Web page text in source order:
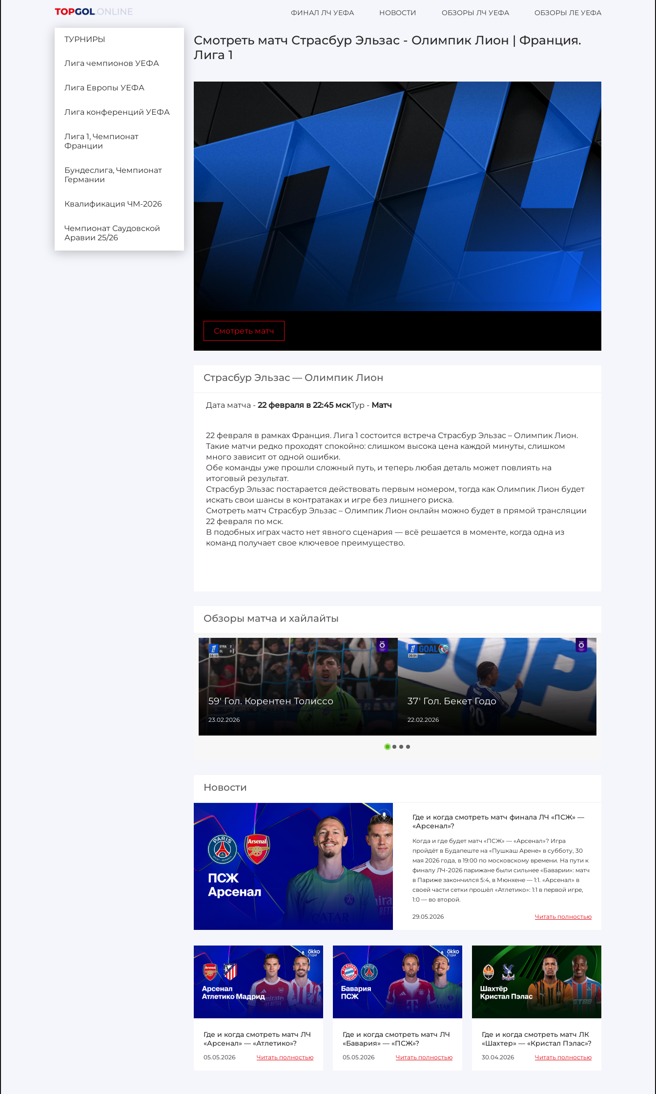
ФИНАЛ ЛЧ УЕФА НОВОСТИ ОБЗОРЫ ЛЧ УЕФА ОБЗОРЫ ЛЕ УЕФА
ТУРНИРЫ
Лига чемпионов УЕФА
Лига Европы УЕФА
Лига конференций УЕФА
Лига 1, Чемпионат
Франции
Бундеслига, Чемпионат
Германии
Квалификация ЧМ-2026
Чемпионат Саудовской
Аравии 25/26
Смотреть матч Страсбур Эльзас - Олимпик Лион | Франция.
Лига 1
Смотреть матч
Страсбур Эльзас — Олимпик Лион
Дата матча - 22 февраля в 22:45 мскТур - Матч
22 февраля в рамках Франция. Лига 1 состоится встреча Страсбур Эльзас – Олимпик Лион.
Такие матчи редко проходят спокойно: слишком высока цена каждой минуты, слишком
много зависит от одной ошибки.
Обе команды уже прошли сложный путь, и теперь любая деталь может повлиять на
итоговый результат.
Страсбур Эльзас постарается действовать первым номером, тогда как Олимпик Лион будет
искать свои шансы в контратаках и игре без лишнего риска.
Смотреть матч Страсбур Эльзас – Олимпик Лион онлайн можно будет в прямой трансляции
22 февраля по мск.
В подобных играх часто нет явного сценария — всё решается в моменте, когда одна из
команд получает свое ключевое преимущество.
Обзоры матча и хайлайты
59' Гол. Корентен Толиссо
23.02.2026
37' Гол. Бекет Годо
22.02.2026
Новости
Где и когда смотреть матч финала ЛЧ «ПСЖ» —
«Арсенал»?
Когда и где будет матч «ПСЖ» — «Арсенал»? Игра
пройдёт в Будапеште на «Пушкаш Арене» в субботу, 30
мая 2026 года, в 19:00 по московскому времени. На пути к
финалу ЛЧ-2026 парижане были сильнее «Баварии»: матч
в Париже закончился 5:4, в Мюнхене — 1:1. «Арсенал» в
своей части сетки прошёл «Атлетико»: 1:1 в первой игре,
1:0 — во второй.
29.05.2026 Читать полностью
Где и когда смотреть матч ЛЧ
«Арсенал» — «Атлетико»?
05.05.2026 Читать полностью
Где и когда смотреть матч ЛЧ
«Бавария» — «ПСЖ»?
05.05.2026 Читать полностью
Где и когда смотреть матч ЛК
«Шахтер» — «Кристал Пэлас»?
30.04.2026 Читать полностью